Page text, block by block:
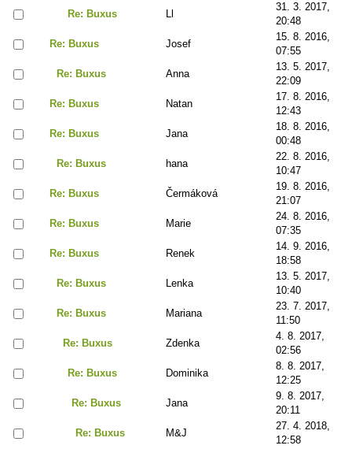
Re: Buxus
Ll
31. 3. 2017,
20:48
Re: Buxus
Josef
15. 8. 2016,
07:55
Re: Buxus
Anna
13. 5. 2017,
22:09
Re: Buxus
Natan
17. 8. 2016,
12:43
Re: Buxus
Jana
18. 8. 2016,
00:48
Re: Buxus
hana
22. 8. 2016,
10:47
Re: Buxus
Čermáková
19. 8. 2016,
21:07
Re: Buxus
Marie
24. 8. 2016,
07:35
Re: Buxus
Renek
14. 9. 2016,
18:58
Re: Buxus
Lenka
13. 5. 2017,
10:40
Re: Buxus
Mariana
23. 7. 2017,
11:50
Re: Buxus
Zdenka
4. 8. 2017,
02:56
Re: Buxus
Dominika
8. 8. 2017,
12:25
Re: Buxus
Jana
9. 8. 2017,
20:11
Re: Buxus
M&J
27. 4. 2018,
12:58